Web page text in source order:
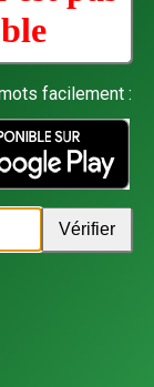
facilement :